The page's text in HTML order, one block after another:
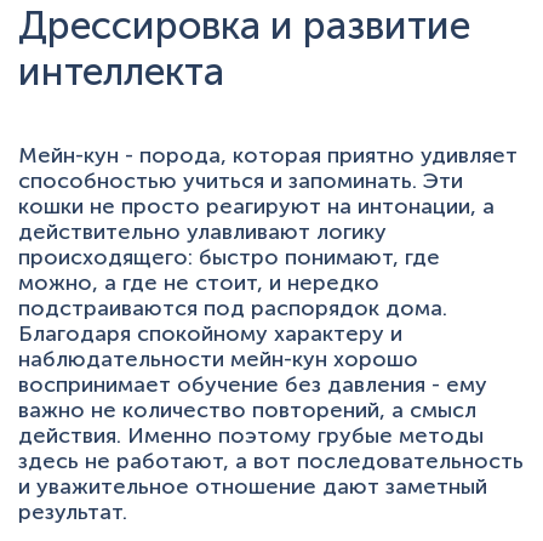
Дрессировка и развитие
интеллекта
Мейн-кун - порода, которая приятно удивляет
способностью учиться и запоминать. Эти
кошки не просто реагируют на интонации, а
действительно улавливают логику
происходящего: быстро понимают, где
можно, а где не стоит, и нередко
подстраиваются под распорядок дома.
Благодаря спокойному характеру и
наблюдательности мейн-кун хорошо
воспринимает обучение без давления - ему
важно не количество повторений, а смысл
действия. Именно поэтому грубые методы
здесь не работают, а вот последовательность
и уважительное отношение дают заметный
результат.